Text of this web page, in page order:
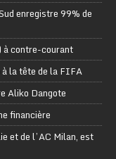
enregistre 99% de
à contre-courant
la tête de la FIFA
Aliko Dangote
financière
et de l’AC Milan, est